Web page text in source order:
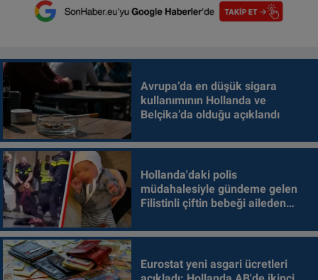
Avrupa’da en düşük sigara
kullanımının Hollanda ve
Belçika’da olduğu açıklandı
Hollanda'daki polis
müdahalesiyle gündeme gelen
Filistinli çiftin bebeği aileden
Eurostat yeni asgari ücretleri